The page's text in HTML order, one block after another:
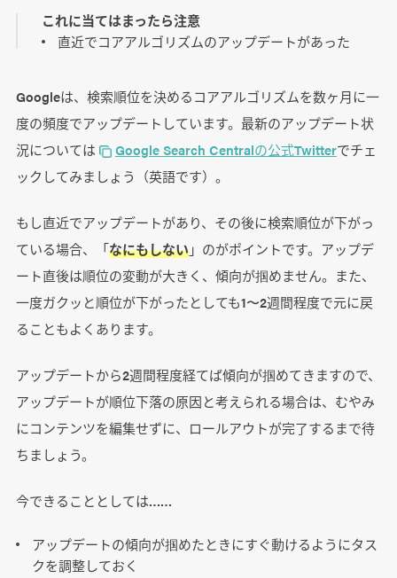
これに当てはまったら注意
直近でコアアルゴリズムのアップデートがあった
Googleは、検索順位を決めるコアアルゴリズムを数ヶ月に一
度の頻度でアップデートしています。最新のアップデート状
況については
Google Search Centralの公式Twitterでチェ
ックしてみましょう（英語です）。
もし直近でアップデートがあり、その後に検索順位が下がっ
ている場合、「なにもしない」のがポイントです。アップデ
ート直後は順位の変動が大きく、傾向が掴めません。また、
一度ガクッと順位が下がったとしても1〜2週間程度で元に戻
ることもよくあります。
アップデートから2週間程度経てば傾向が掴めてきますので、
アップデートが順位下落の原因と考えられる場合は、むやみ
にコンテンツを編集せずに、ロールアウトが完了するまで待
ちましょう。
今できることとしては……
アップデートの傾向が掴めたときにすぐ動けるようにタス
クを調整しておく